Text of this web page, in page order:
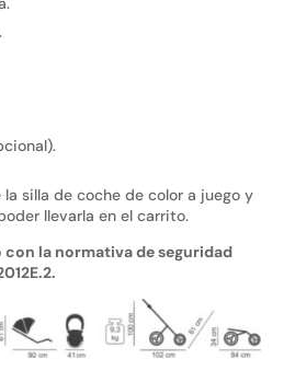
la silla de coche de color a juego y
llevarla en el carrito.
con la normativa de seguridad